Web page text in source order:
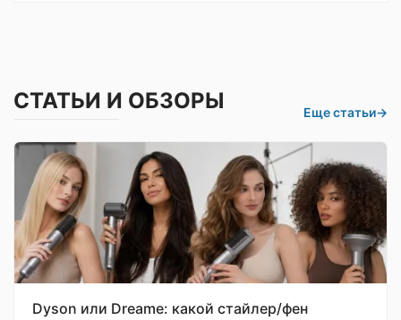
СТАТЬИ И ОБЗОРЫ Еще статьи→
Dyson или Dreame: какой стайлер/фен